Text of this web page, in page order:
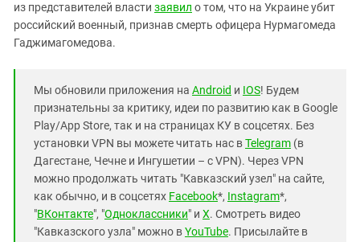
из представителей власти заявил о том, что на Украине убит
российский военный, признав смерть офицера Нурмагомеда
Гаджимагомедова.
Мы обновили приложения на Android и IOS! Будем
признательны за критику, идеи по развитию как в Google
Play/App Store, так и на страницах КУ в соцсетях. Без
установки VPN вы можете читать нас вTelegram (в
Дагестане, Чечне и Ингушетии – с VPN). Через VPN
можно продолжать читать "Кавказский узел" на сайте,
как обычно, и в соцсетях Facebook*, Instagram*,
"ВКонтакте", "Одноклассники" и X. Смотреть видео
"Кавказского узла" можно вYouTube. Присылайте в